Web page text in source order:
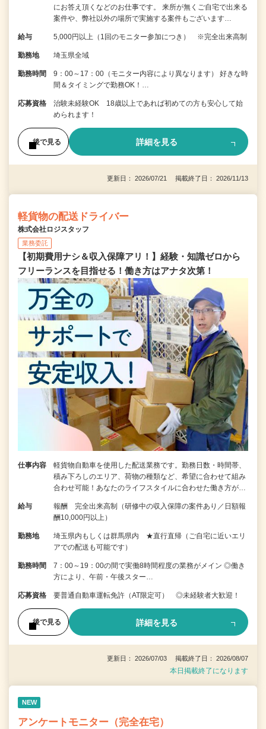
にお答え頂くなどのお仕事です。 来所が無くご自宅で出来る
案件や、弊社以外の場所で実施する案件もございます…
給与 5,000円以上（1回のモニター参加につき） ※完全出来高制
勤務地 埼玉県全域
勤務時間
9：00～17：00（モニター内容により異なります） 好きな時
間＆タイミングで勤務OK！…
応募資格
治験未経験OK 18歳以上であれば初めての方も安心して始
められます！
後で見る 詳細を見る
更新日： 2026/07/21 掲載終了日： 2026/11/13
軽貨物の配送ドライバー
株式会社ロジスタッフ
業務委託
【初期費用ナシ＆収入保障アリ！】経験・知識ゼロから
フリーランスを目指せる！働き方はアナタ次第！
仕事内容
軽貨物自動車を使用した配送業務です。勤務日数・時間帯、
積み下ろしのエリア、荷物の種類など、希望に合わせて組み
合わせ可能！あなたのライフスタイルに合わせた働き方が…
給与
報酬 完全出来高制（研修中の収入保障の案件あり／日額報
酬10,000円以上）
勤務地
埼玉県内もしくは群馬県内 ★直行直帰（ご自宅に近いエリ
アでの配送も可能です）
勤務時間
7：00～19：00の間で実働8時間程度の業務がメイン ◎働き
方により、午前・午後スター…
応募資格 要普通自動車運転免許（AT限定可） ◎未経験者大歓迎！
後で見る 詳細を見る
更新日： 2026/07/03 掲載終了日： 2026/08/07
本日掲載終了になります
NEW
アンケートモニター（完全在宅）